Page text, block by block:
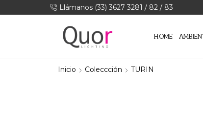
Llámanos (33) 3627 3281 / 82 / 83
HOME
Inicio Coleccción TURIN